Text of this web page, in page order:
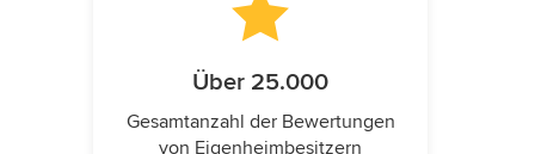
Über 25.000
Gesamtanzahl der Bewertungen
von Eigenheimbesitzern